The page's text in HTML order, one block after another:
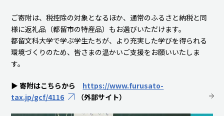
ご寄附は、税控除の対象となるほか、通常のふるさと納税と同
様に返礼品（都留市の特産品）もお選びいただけます。
都留文科大学で学ぶ学生たちが、より充実した学びを得られる
環境づくりのため、皆さまの温かいご支援をお願いいたしま
す。
▶ 寄附はこちらから https://www.furusato-
tax.jp/gcf/4116
（外部サイト）